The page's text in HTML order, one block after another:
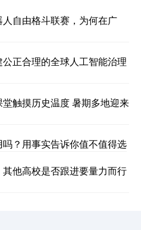
自由格斗联赛，为何在广
正合理的全球人工智能治理
触摸历史温度 暑期多地迎来
？用事实告诉你值不值得选
他高校是否跟进要量力而行